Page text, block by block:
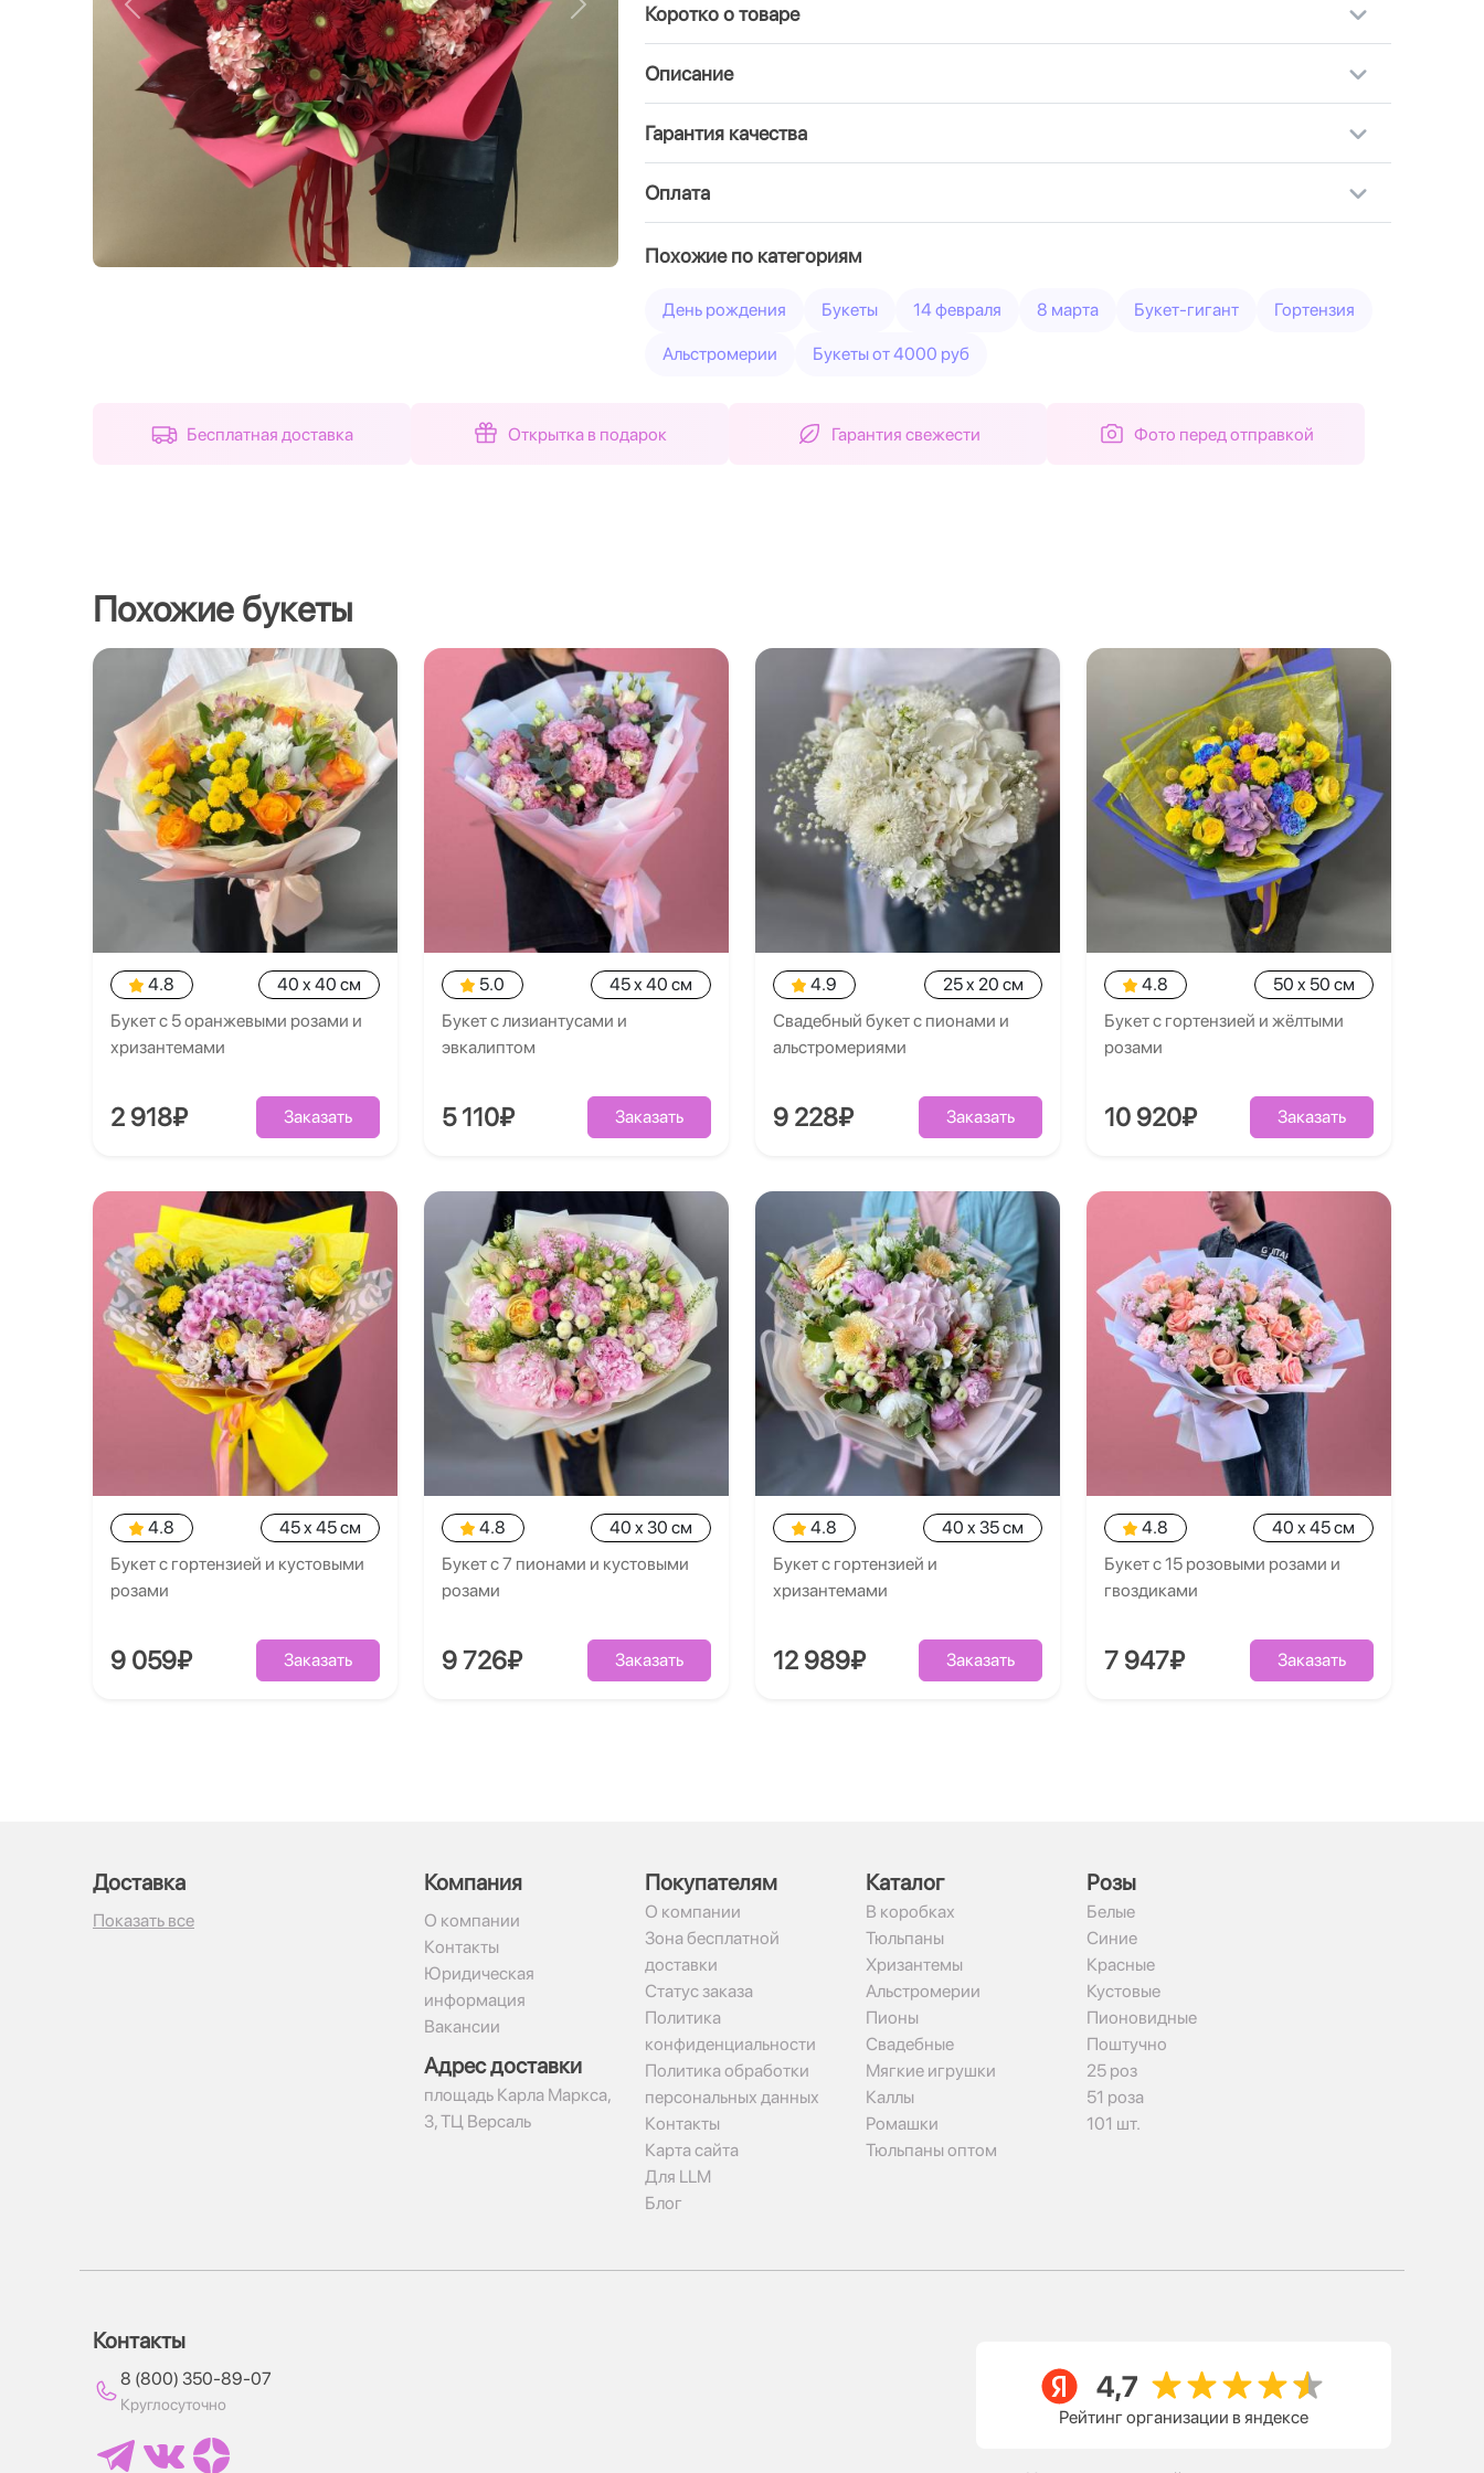
Назад Вперед Коротко о товаре
Описание
Гарантия качества
Оплата
Похожие по категориям
День рождения Букеты 14 февраля 8 марта Букет-гигант Гортензия
Альстромерии Букеты от 4000 руб
Бесплатная доставка Открытка в подарок Гарантия свежести Фото перед отправкой
Похожие букеты
4.8
40 x 40 см
Букет с 5 оранжевыми розами и
хризантемами
2 918₽ Заказать
5.0
45 x 40 см
Букет с лизиантусами и
эвкалиптом
5 110₽ Заказать
4.9
25 x 20 см
Свадебный букет с пионами и
альстромериями
9 228₽ Заказать
4.8
50 x 50 см
Букет с гортензией и жёлтыми
розами
10 920₽ Заказать
4.8
45 x 45 см
Букет с гортензией и кустовыми
розами
9 059₽ Заказать
4.8
40 x 30 см
Букет с 7 пионами и кустовыми
розами
9 726₽ Заказать
4.8
40 x 35 см
Букет с гортензией и
хризантемами
12 989₽ Заказать
4.8
40 x 45 см
Букет с 15 розовыми розами и
гвоздиками
7 947₽ Заказать
Доставка
Показать все
Компания
О компании
Контакты
Юридическая
информация
Вакансии
Адрес доставки
​площадь Карла Маркса,
3, ТЦ Версаль
Покупателям
О компании
Зона бесплатной
доставки
Статус заказа
Политика
конфиденциальности
Политика обработки
персональных данных
Контакты
Карта сайта
Для LLM
Блог
Каталог
В коробках
Тюльпаны
Хризантемы
Альстромерии
Пионы
Свадебные
Мягкие игрушки
Каллы
Ромашки
Тюльпаны оптом
Рoзы
Белые
Синие
Красные
Кустовые
Пионовидные
Поштучно
25 роз
51 роза
101 шт.
Контакты
8 (800) 350-89-07
Круглосуточно
Рейтинг организации в яндексе